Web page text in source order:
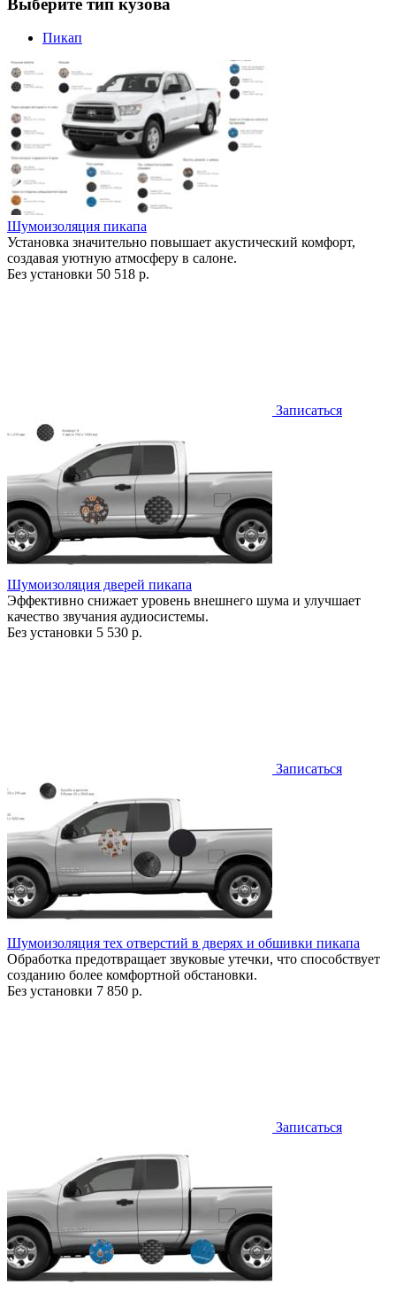
Пикап
Шумоизоляция пикапа
Установка значительно повышает акустический комфорт,
создавая уютную атмосферу в салоне.
Без установки 50 518 р.
Записаться
Шумоизоляция дверей пикапа
Эффективно снижает уровень внешнего шума и улучшает
качество звучания аудиосистемы.
Без установки 5 530 р.
Записаться
Шумоизоляция тех отверстий в дверях и обшивки пикапа
Обработка предотвращает звуковые утечки, что способствует
созданию более комфортной обстановки.
Без установки 7 850 р.
Записаться